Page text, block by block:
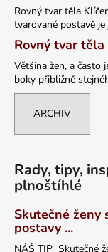
Rovný tvar těla
tvarované postavě
Rovný tvar těla
Většina žen, a často
boky přibližně
ARCHIV
Rady, tipy,
plnoštíhlé
Skutečné ženy
postavy ...
NÁŠ TIP Skutečné